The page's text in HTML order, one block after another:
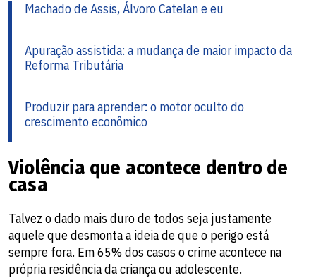
Machado de Assis, Álvoro Catelan e eu
Apuração assistida: a mudança de maior impacto da
Reforma Tributária
Produzir para aprender: o motor oculto do
crescimento econômico
Violência que acontece dentro de
casa
Talvez o dado mais duro de todos seja justamente
aquele que desmonta a ideia de que o perigo está
sempre fora. Em 65% dos casos o crime acontece na
própria residência da criança ou adolescente.